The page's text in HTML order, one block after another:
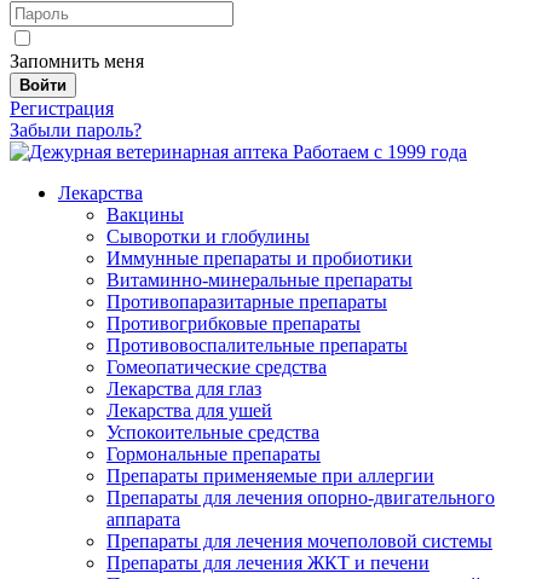
Запомнить меня
Войти
Регистрация
Забыли пароль?
Работаем с 1999 года
Лекарства
Вакцины
Сыворотки и глобулины
Иммунные препараты и пробиотики
Витаминно-минеральные препараты
Противопаразитарные препараты
Противогрибковые препараты
Противовоспалительные препараты
Гомеопатические средства
Лекарства для глаз
Лекарства для ушей
Успокоительные средства
Гормональные препараты
Препараты применяемые при аллергии
Препараты для лечения опорно-двигательного
аппарата
Препараты для лечения мочеполовой системы
Препараты для лечения ЖКТ и печени